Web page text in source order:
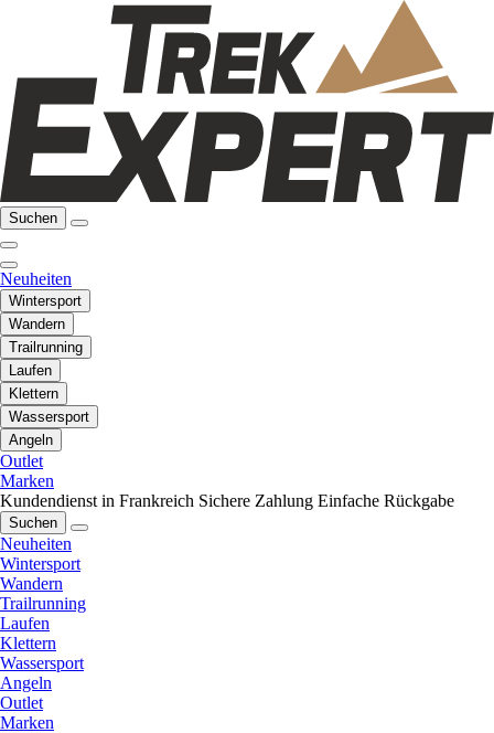
Suchen
Neuheiten
Wintersport
Wandern
Trailrunning
Laufen
Klettern
Wassersport
Angeln
Outlet
Marken
Kundendienst in Frankreich Sichere Zahlung Einfache Rückgabe
Suchen
Neuheiten
Wintersport
Wandern
Trailrunning
Laufen
Klettern
Wassersport
Angeln
Outlet
Marken